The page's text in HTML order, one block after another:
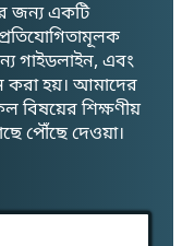
জন্য একটি
গাইডলাইন, এবং
করা হয়। আমাদের
বিষয়ের শিক্ষণীয়
পৌঁছে দেওয়া।